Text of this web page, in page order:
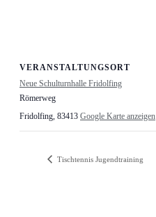
VERANSTALTUNGSORT
Neue Schulturnhalle Fridolfing
Römerweg
Fridolfing, 83413 Google Karte anzeigen
Tischtennis Jugendtraining